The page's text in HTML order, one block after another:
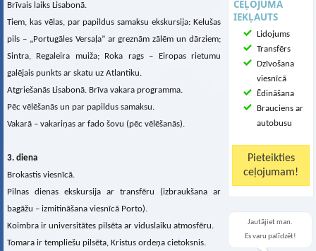
CEĻOJUMĀ
IEKĻAUTS
Lidojums
Transfērs
Dzīvošana
viesnīcā
Ēdināšana
Brauciens ar
autobusu
Jautājiet man.
Es varu palīdzēt!
Brīvais laiks Lisabonā.
Tiem, kas vēlas, par papildus samaksu ekskursija: Kelušas
pils – „Portugāles Versaļa” ar greznām zālēm un dārziem;
Sintra, Regaleira muiža; Roka rags – Eiropas rietumu
galējais punkts ar skatu uz Atlantiku.
Atgriešanās Lisabonā. Brīva vakara programma.
Pēc vēlēšanās un par papildus samaksu.
Vakarā – vakariņas ar fado šovu (pēc vēlēšanās).
3. diena
Brokastis viesnīcā.
Pilnas dienas ekskursija ar transfēru (izbraukšana ar
bagāžu – izmitināšana viesnīcā Porto).
Koimbra ir universitātes pilsēta ar viduslaiku atmosfēru.
Tomara ir templiešu pilsēta, Kristus ordeņa cietoksnis.